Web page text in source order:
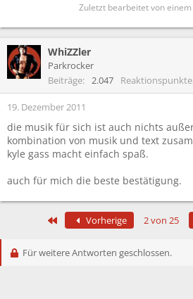
Zuletzt bearbeitet von
WhiZZler
Parkrocker
Beiträge
2.047 Reaktionspunkte
19. Dezember 2011
die musik für sich ist auch nichts
kombination von musik und text
kyle gass macht einfach spaß.
auch für mich die beste bestätigung.
Erste Vorherige 2 von 25
Für weitere Antworten geschlossen.